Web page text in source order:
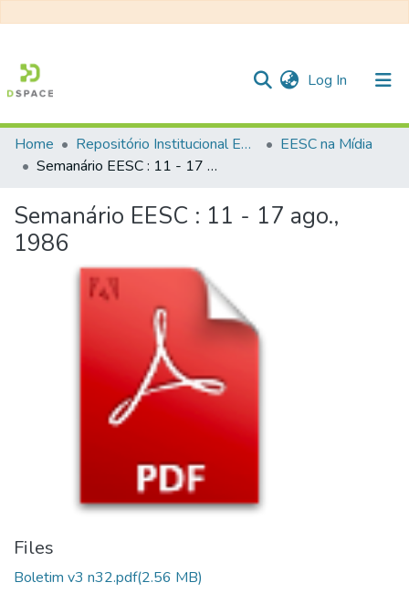
Log In (current)
Communities & Collections
Statistics
Home Repositório Institucional EESC
EESC na Mídia
Semanário EESC : 11 - 17 ago., 1986
Semanário EESC : 11 - 17 ago.,
1986
Files
Boletim v3 n32.pdf(2.56 MB)